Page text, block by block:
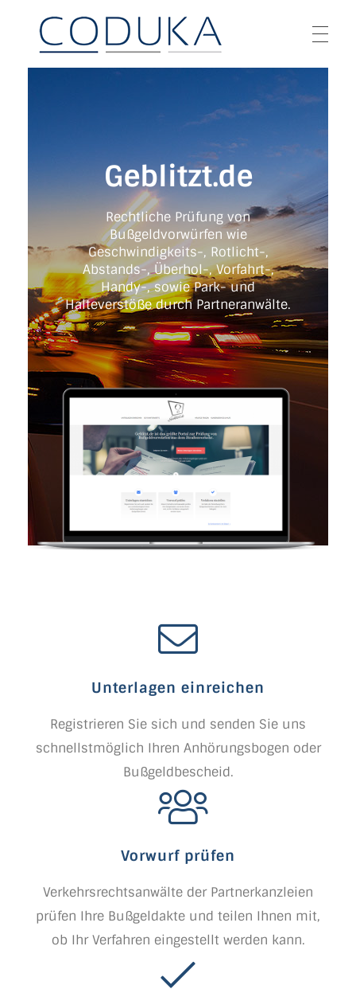
Gefeuert.de
Beschuldigt.de
PRESSE
NEWS
KARRIERE
Geblitzt.de
Rechtliche Prüfung von
Bußgeldvorwürfen wie
Geschwindigkeits-, Rotlicht-,
Abstands-, Überhol-, Vorfahrt-,
Handy-, sowie Park- und
Halteverstöße durch Partneranwälte.
Unterlagen einreichen
Registrieren Sie sich und senden Sie uns
schnellstmöglich Ihren Anhörungsbogen oder
Bußgeldbescheid.
Vorwurf prüfen
Verkehrsrechtsanwälte der Partnerkanzleien
prüfen Ihre Bußgeldakte und teilen Ihnen mit,
ob Ihr Verfahren eingestellt werden kann.